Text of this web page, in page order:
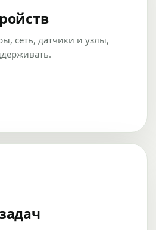
сеть, датчики и узлы,